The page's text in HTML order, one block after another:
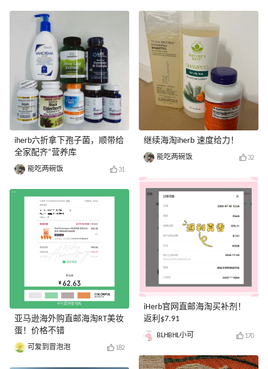
iherb六折拿下孢子菌，顺带给
全家配齐“营养库
能吃两碗饭 31
亚马逊海外购直邮海淘RT美妆
蛋！价格不错
可爱到冒泡泡 182
继续海淘iherb 速度给力！
能吃两碗饭 32
iHerb官网直邮海淘买补剂！
返利$7.91
BLHBHL小可 170